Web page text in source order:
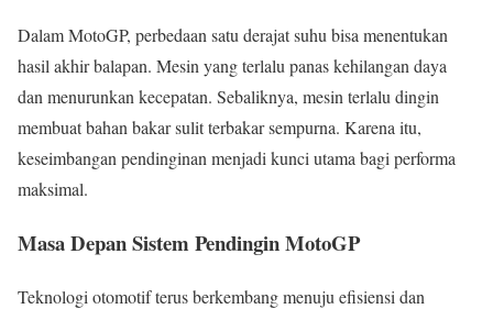
Dalam MotoGP, perbedaan satu derajat suhu bisa menentukan
hasil akhir balapan. Mesin yang terlalu panas kehilangan daya
dan menurunkan kecepatan. Sebaliknya, mesin terlalu dingin
membuat bahan bakar sulit terbakar sempurna. Karena itu,
keseimbangan pendinginan menjadi kunci utama bagi performa
maksimal.
Masa Depan Sistem Pendingin MotoGP
Teknologi otomotif terus berkembang menuju efisiensi dan